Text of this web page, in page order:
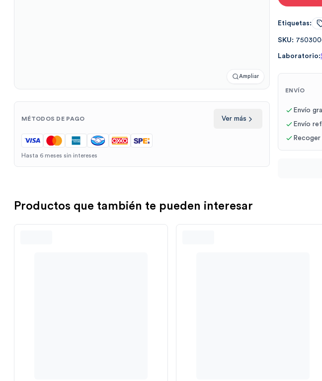
Ampliar
MÉTODOS DE PAGO Ver más
Hasta 6 meses sin intereses
Etiquetas:
SKU:
Laboratorio:
ENVÍO
Envío
Envío
Productos que también te pueden interesar